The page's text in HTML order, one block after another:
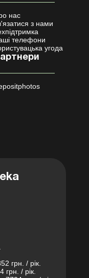
нас
з нами
телефони
угода
грн. / рік.
/ рік.